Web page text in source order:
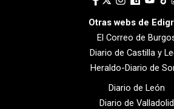
Otras webs de
El Correo de
Diario de Castilla y
Heraldo-Diario de
Diario de León
Diario de Valladolid